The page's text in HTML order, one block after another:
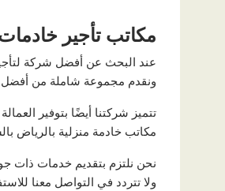
مكاتب تأجير
عند البحث عن أفضل شركة
ونقدم مجموعة شاملة من أفضل
تتميز شركتنا أيضًا بتوفير
مكاتب خادمة منزلية بالرياض
نحن نلتزم بتقديم خدمات ذات
ولا تتردد في التواصل معنا